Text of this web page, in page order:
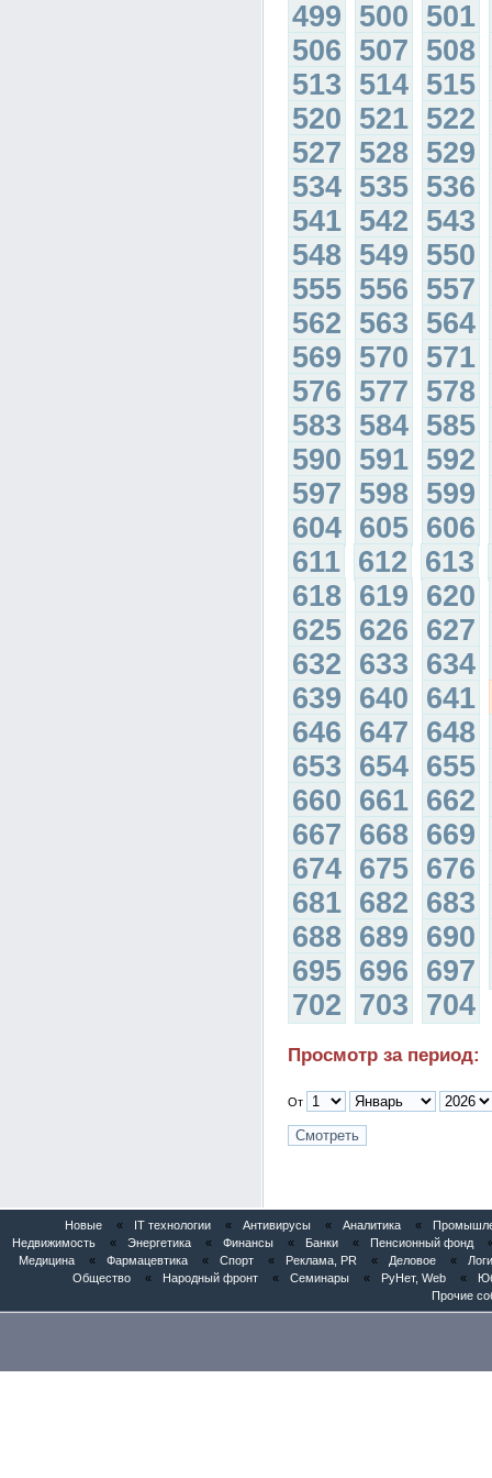
499 500 501
506 507 508
513 514 515
520 521 522
527 528 529
534 535 536
541 542 543
548 549 550
555 556 557
562 563 564
569 570 571
576 577 578
583 584 585
590 591 592
597 598 599
604 605 606
611 612 613
618 619 620
625 626 627
632 633 634
639 640 641
646 647 648
653 654 655
660 661 662
667 668 669
674 675 676
681 682 683
688 689 690
695 696 697
702 703 704
Просмотр за период:
От
Новые « IT технологии « Антивирусы « Аналитика «
Недвижимость
« Энергетика « Финансы « Банки « Пенсионный фонд
Медицина
« Фармацевтика « Спорт « Реклама, PR « Деловое «
Общество
« Народный фронт « Семинары « РуНет, Web «
Прочие